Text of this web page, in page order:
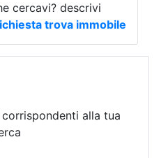
cercavi? descrivi
trova immobile
alla tua